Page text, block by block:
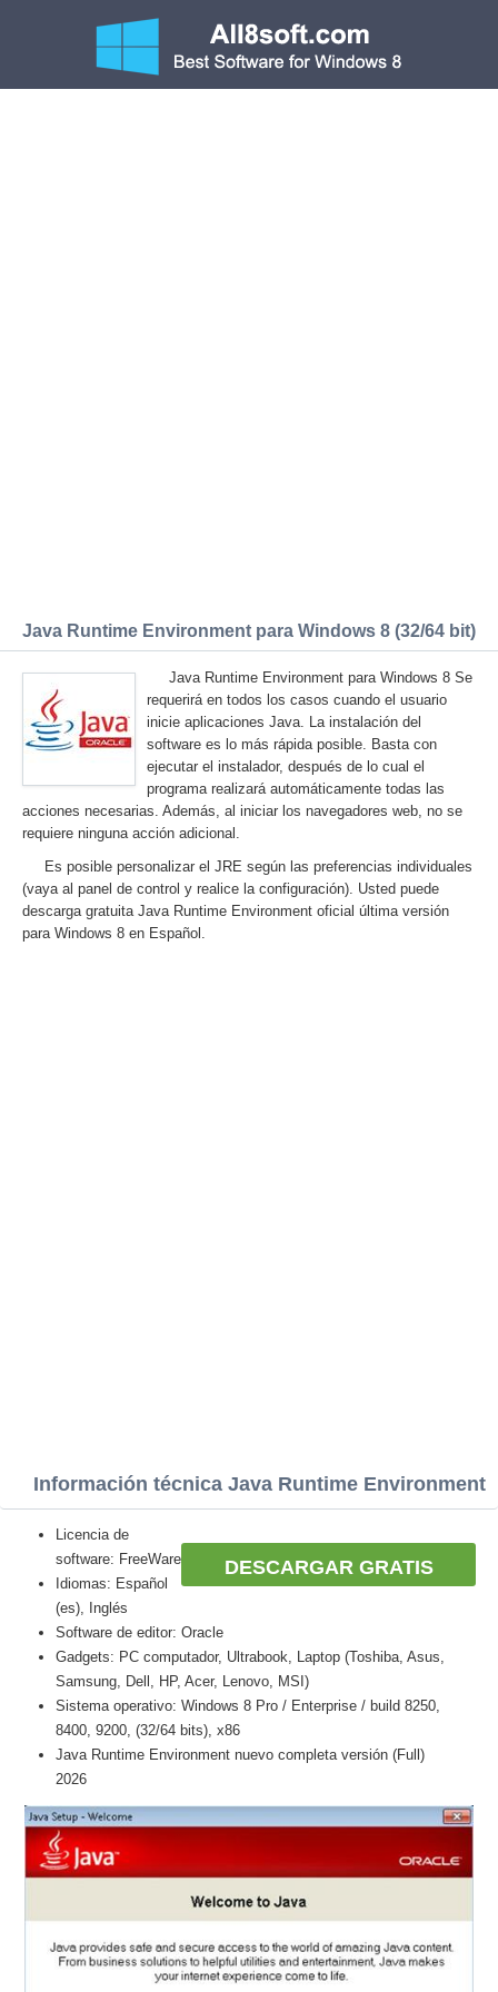
Java Runtime Environment para Windows 8 (32/64 bit)
Java Runtime Environment para Windows 8 Se
requerirá en todos los casos cuando el usuario
inicie aplicaciones Java. La instalación del
software es lo más rápida posible. Basta con
ejecutar el instalador, después de lo cual el
programa realizará automáticamente todas las
acciones necesarias. Además, al iniciar los navegadores web, no se
requiere ninguna acción adicional.
Es posible personalizar el JRE según las preferencias individuales
(vaya al panel de control y realice la configuración). Usted puede
descarga gratuita Java Runtime Environment oficial última versión
para Windows 8 en Español.
Información técnica Java Runtime Environment
DESCARGAR GRATIS
Licencia de
software: FreeWare
Idiomas: Español
(es), Inglés
Software de editor: Oracle
Gadgets: PC computador, Ultrabook, Laptop (Toshiba, Asus,
Samsung, Dell, HP, Acer, Lenovo, MSI)
Sistema operativo: Windows 8 Pro / Enterprise / build 8250,
8400, 9200, (32/64 bits), x86
Java Runtime Environment nuevo completa versión (Full)
2026